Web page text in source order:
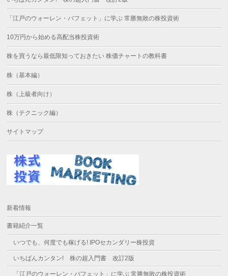
「江戸のウォーレン・バフェット」に学ぶ 常勝無敗の株投資術
10万円から始める高配当株投資術
株を買うなら最低限知っておきたい 株価チャートの教科書
株（基本編）
株（上級者向け）
株（テクニック編）
サイトマップ
新着情報
書籍紹介一覧
いつでも、何度でも稼げる! IPOセカンダリー株投資
いちばんカンタン! 株の超入門書 改訂2版
「江戸のウォーレン・バフェット」に学ぶ 常勝無敗の株投資術